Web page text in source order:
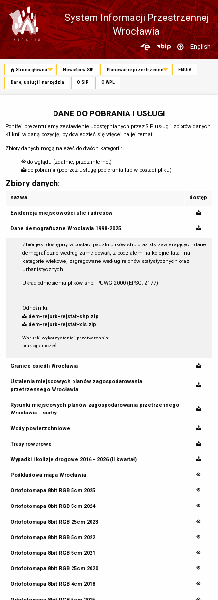
System Informacji Przestrzennej
Wrocławia
Zmień
język
English
Strona główna Nowości w SIP Planowanie przestrzenne EMUiA
Dane, usługi i narzędzia O SIP O WPL
DANE DO POBRANIA I USŁUGI
Poniżej prezentujemy zestawienie udostępnianych przez SIP usług i zbiorów danych.
Kliknij w daną pozycję, by dowiedzieć się więcej na jej temat.
Zbiory danych mogą należeć do dwóch kategorii:
do wglądu (zdalnie, przez internet)
do pobrania (poprzez usługę pobierania lub w postaci pliku)
Zbiory danych:
nazwa dostęp
Ewidencja miejscowości ulic i adresów
Dane demograficzne Wrocławia 1998-2025
Zbiór jest dostępny w postaci paczki plików shp oraz xls zawierających dane
demograficzne według zameldowań, z podziałem na kolejne lata i na
kategorie wiekowe, zagregowane według rejonów statystycznych oraz
urbanistycznych.
Układ odniesienia plików shp: PUWG 2000 (EPSG: 2177)
Odnośniki:
dem-rejurb-rejstat-shp.zip
dem-rejurb-rejstat-xls.zip
Warunki wykorzystania i przetwarzania:
brak ograniczeń
Granice osiedli Wrocławia
Ustalenia miejscowych planów zagospodarowania
przetrzennego Wrocławia
Rysunki miejscowych planów zagospodarowania przetrzennego
Wrocławia - rastry
Wody powierzchniowe
Trasy rowerowe
Wypadki i kolizje drogowe 2016 - 2026 (II kwartał)
Podkładowa mapa Wrocławia
Ortofotomapa 8bit RGB 5cm 2025
Ortofotomapa 8bit RGB 5cm 2024
Ortofotomapa 8bit RGB 25cm 2023
Ortofotomapa 8bit RGB 5cm 2022
Ortofotomapa 8bit RGB 5cm 2021
Ortofotomapa 8bit RGB 25cm 2020
Ortofotomapa 8bit RGB 4cm 2018